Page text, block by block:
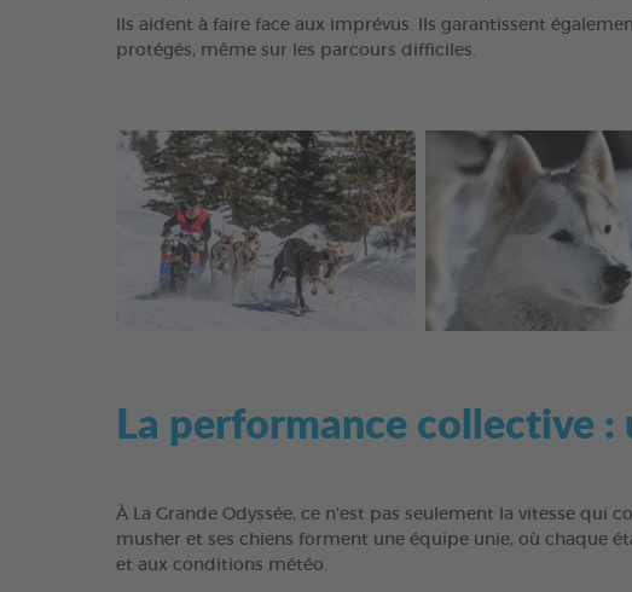
Ils aident à faire face aux imprévus. Ils garantissent
protégés, même sur les parcours difficiles.
La performance collective :
À La Grande Odyssée, ce n’est pas seulement la vitesse qui
musher et ses chiens forment une équipe unie, où chaque
et aux conditions météo.